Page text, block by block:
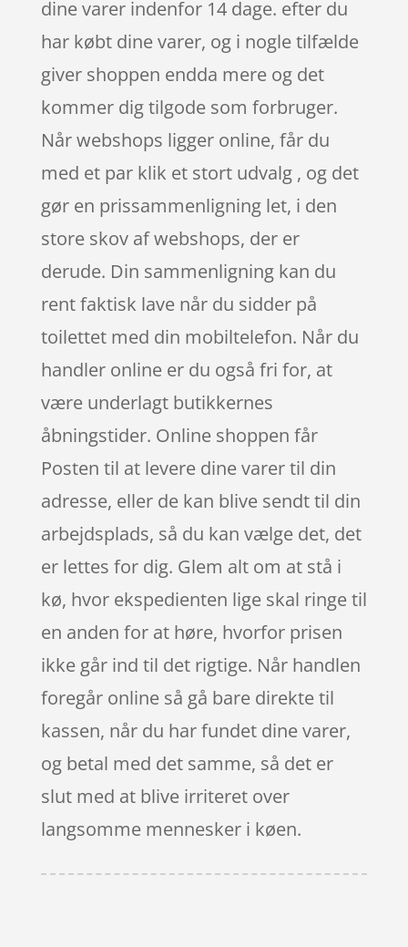
dine varer indenfor 14 dage. efter du
har købt dine varer, og i nogle tilfælde
giver shoppen endda mere og det
kommer dig tilgode som forbruger.
Når webshops ligger online, får du
med et par klik et stort udvalg , og det
gør en prissammenligning let, i den
store skov af webshops, der er
derude. Din sammenligning kan du
rent faktisk lave når du sidder på
toilettet med din mobiltelefon. Når du
handler online er du også fri for, at
være underlagt butikkernes
åbningstider. Online shoppen får
Posten til at levere dine varer til din
adresse, eller de kan blive sendt til din
arbejdsplads, så du kan vælge det, det
er lettes for dig. Glem alt om at stå i
kø, hvor ekspedienten lige skal ringe til
en anden for at høre, hvorfor prisen
ikke går ind til det rigtige. Når handlen
foregår online så gå bare direkte til
kassen, når du har fundet dine varer,
og betal med det samme, så det er
slut med at blive irriteret over
langsomme mennesker i køen.